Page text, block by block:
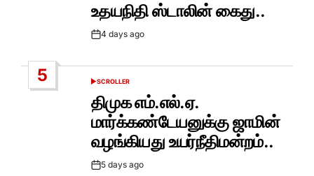
உதயநிதி ஸ்டாலின் கைது..
Post4 days ago
5
POSTED
SCROLLER
திமுக எம்.எல்.ஏ.
மார்க்கண்டேயனுக்கு ஜாமின்
வழங்கியது உயர்நீதிமன்றம்..
Post5 days ago